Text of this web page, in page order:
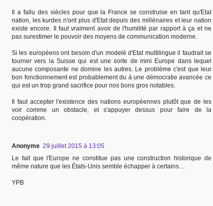
Il a fallu des siècles pour que la France se construise en tant qu'Etat
nation, les kurdes n'ont plus d'Etat depuis des millénaires et leur nation
existe encore. Il faut vraiment avoir de l'humilité par rapport à ça et ne
pas surestimer le pouvoir des moyens de communication moderne.
Si les européens ont besoin d'un modelè d'Etat multilingue il faudrait se
tourner vers la Suisse qui est une sorte de mini Europe dans lequel
aucune composante ne domine les autres. Le problème c'est que leur
bon fonctionnement est probablement du à une démocratie avancée ce
qui est un trop grand sacrifice pour nos bons gros notables.
Il faut accepter l'existence des nations européennes plutôt que de les
voir comme un obstacle, et s'appuyer dessus pour faire de la
coopération.
Anonyme 29 juillet 2015 à 13:05
Le fait que l'Europe ne constitue pas une construction historique de
même nature que les États-Unis semble échapper à certains…
YPB